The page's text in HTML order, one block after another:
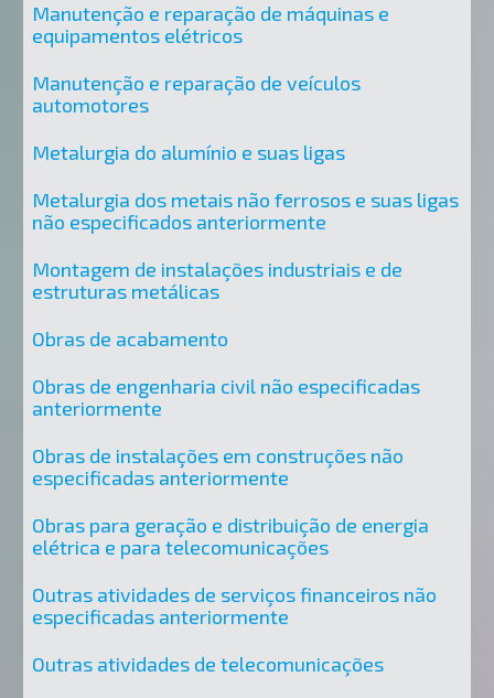
Manutenção e reparação de máquinas e
equipamentos elétricos
Manutenção e reparação de veículos
automotores
Metalurgia do alumínio e suas ligas
Metalurgia dos metais não ferrosos e suas ligas
não especificados anteriormente
Montagem de instalações industriais e de
estruturas metálicas
Obras de acabamento
Obras de engenharia civil não especificadas
anteriormente
Obras de instalações em construções não
especificadas anteriormente
Obras para geração e distribuição de energia
elétrica e para telecomunicações
Outras atividades de serviços financeiros não
especificadas anteriormente
Outras atividades de telecomunicações